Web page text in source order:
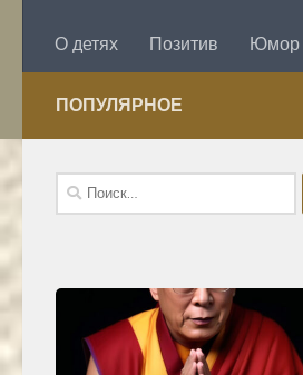
О детях Позитив Юмор
ПОПУЛЯРНОЕ
Найти: